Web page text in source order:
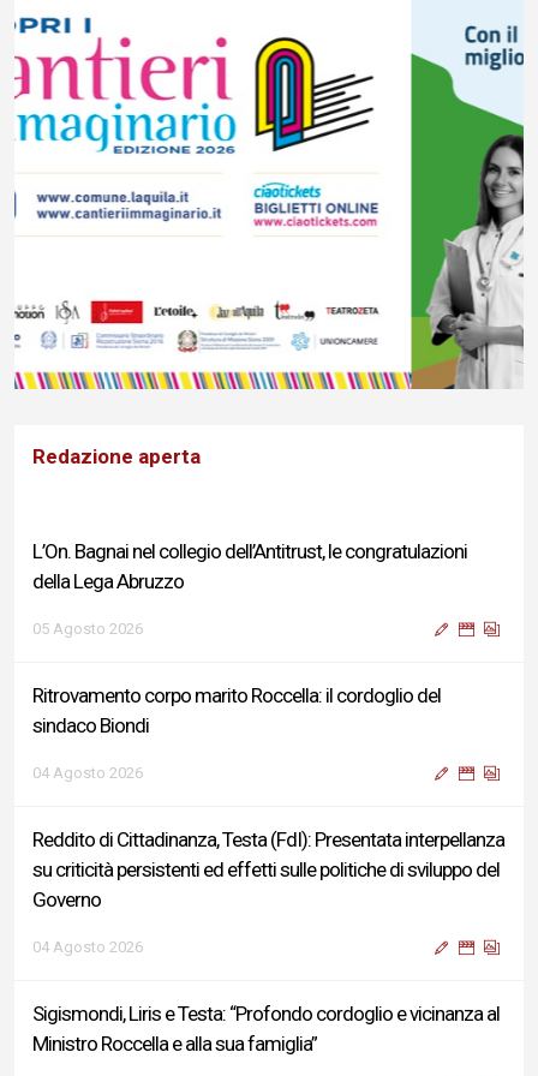
Redazione aperta
L’On. Bagnai nel collegio dell’Antitrust, le congratulazioni
della Lega Abruzzo
05 Agosto 2026
Ritrovamento corpo marito Roccella: il cordoglio del
sindaco Biondi
04 Agosto 2026
Reddito di Cittadinanza, Testa (FdI): Presentata interpellanza
su criticità persistenti ed effetti sulle politiche di sviluppo del
Governo
04 Agosto 2026
Sigismondi, Liris e Testa: “Profondo cordoglio e vicinanza al
Ministro Roccella e alla sua famiglia”